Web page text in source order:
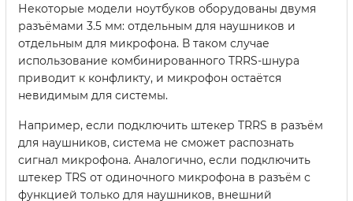
Некоторые модели ноутбуков оборудованы двумя
разъёмами 3.5 мм: отдельным для наушников и
отдельным для микрофона. В таком случае
использование комбинированного TRRS-шнура
приводит к конфликту, и микрофон остаётся
невидимым для системы.
Например, если подключить штекер TRRS в разъём
для наушников, система не сможет распознать
сигнал микрофона. Аналогично, если подключить
штекер TRS от одиночного микрофона в разъём с
функцией только для наушников, внешний